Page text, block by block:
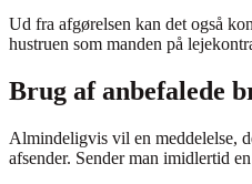
Ud fra afgørelsen kan det også
hustruen som manden på
Brug af anbefalede
Almindeligvis vil en meddelelse,
afsender. Sender man imidlertid